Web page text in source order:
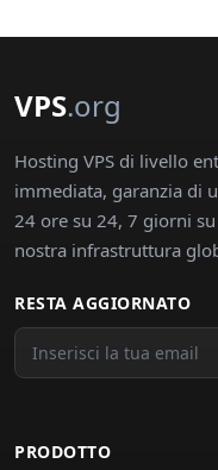
VPS.org
Hosting VPS di livello
immediata, garanzia di
24 ore su 24, 7 giorni
nostra infrastruttura
RESTA AGGIORNATO
PRODOTTO